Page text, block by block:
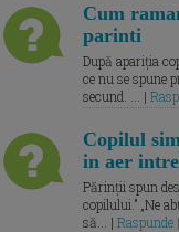
Cum
parinti
După apariția
ce nu se spune
secund. ... |
Copilul
in aer
Părinții spun
copilului.” „Ne
să... |